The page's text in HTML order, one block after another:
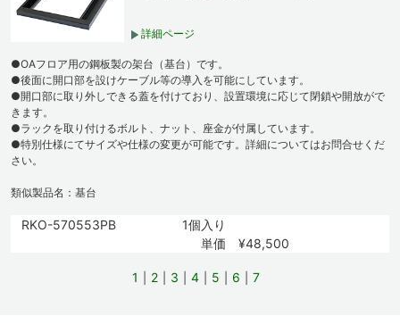
詳細ページ
●OAフロア用の鋼板製の架台（基台）です。
●後面に開口部を設けケーブル等の導入を可能にしています。
●開口部に取り外しできる蓋を付けており、設置環境に応じて閉鎖や開放がで
きます。
●ラックを取り付けるボルト、ナット、座金が付属しています。
●特別仕様にてサイズや仕様の変更が可能です。詳細についてはお問合せくだ
さい。
類似製品名：基台
RKO-570553PB
1個入り
単価 ¥48,500
1 2 3 4 5 6 7